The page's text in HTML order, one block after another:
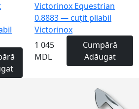
Victorinox Equestrian
0.8883 — cuțit pliabil
Victorinox
1 045
MDL
Cumpără
Adăugat